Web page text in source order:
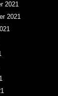
2021
2021